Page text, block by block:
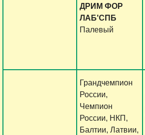
ДРИМ ФОР
ЛАБ'СПБ
Палевый
Грандчемпион
России,
Чемпион
России, НКП,
Балтии, Латвии,